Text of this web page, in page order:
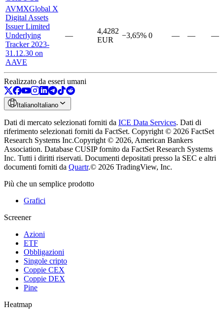
AVMXGlobal X
Digital Assets
Issuer Limited
Underlying
Tracker 2023-
31.12.30 on
AAVE
—
4,4282
EUR
−3,65% 0 — — —
Realizzato da esseri umani
Italiano Italiano
Dati di mercato selezionati forniti da ICE Data Services. Dati di
riferimento selezionati forniti da FactSet. Copyright © 2026 FactSet
Research Systems Inc.Copyright © 2026, American Bankers
Association. Database CUSIP fornito da FactSet Research Systems
Inc. Tutti i diritti riservati. Documenti depositati presso la SEC e altri
documenti forniti da Quartr.© 2026 TradingView, Inc.
Più che un semplice prodotto
Grafici
Screener
Azioni
ETF
Obbligazioni
Singole cripto
Coppie CEX
Coppie DEX
Pine
Heatmap